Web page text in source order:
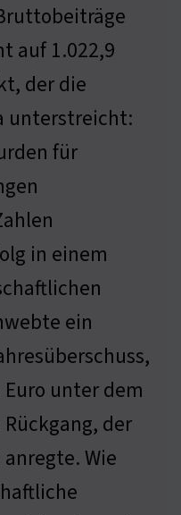
auf 1.022,9
der die
unterstreicht:
für
in einem
ein
unter dem
der
Wie